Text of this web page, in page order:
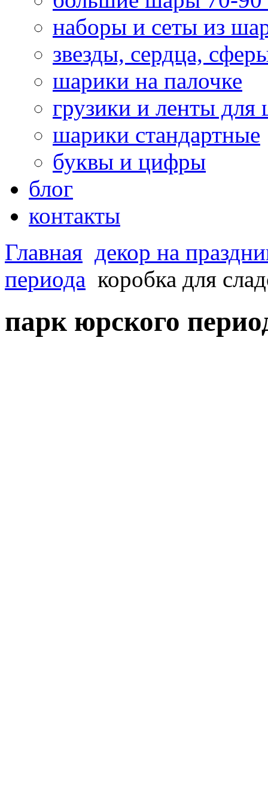
наборы и сеты из
звезды, сердца,
шарики на палочке
грузики и ленты для
шарики стандартные
буквы и цифры
блог
контакты
Главная декор на
периода коробка для
парк юрского